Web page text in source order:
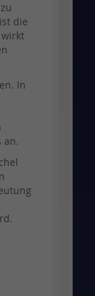
die
wirkt
In
an.